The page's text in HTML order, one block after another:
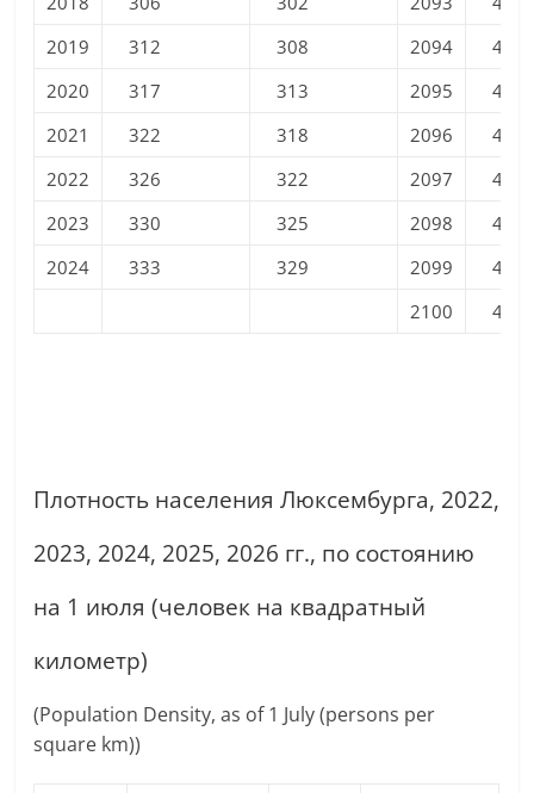
2019
312 308 2094
432
2020
317 313 2095
433
2021
322 318 2096
434
2022
326 322 2097
435
2023
330 325 2098
436
2024
333 329 2099
437
2100
438
Плотность населения Люксембурга, 2022,
2023, 2024, 2025, 2026 гг., по состоянию
на 1 июля (человек на квадратный
километр)
(Population Density, as of 1 July (persons per
square km))